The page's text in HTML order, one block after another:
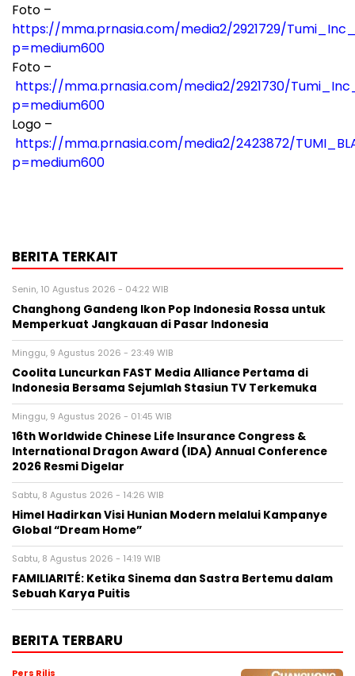
Foto –
https://mma.prnasia.com/media2/2921729/
p=medium600
Foto –
https://mma.prnasia.com/media2/2921730/
p=medium600
Logo –
https://mma.prnasia.com/media2/2423872/
p=medium600
BERITA TERKAIT
Senin, 10 Agustus 2026 - 04:22 WIB
Changhong Gandeng Ikon Pop Indonesia Rossa untuk
Memperkuat Jangkauan di Pasar Indonesia
Minggu, 9 Agustus 2026 - 23:49 WIB
Coolita Luncurkan FAST Media Alliance Pertama di
Indonesia Bersama Sejumlah Stasiun TV Terkemuka
Minggu, 9 Agustus 2026 - 01:45 WIB
16th Worldwide Chinese Life Insurance Congress &
International Dragon Award (IDA) Annual Conference
2026 Resmi Digelar
Sabtu, 8 Agustus 2026 - 14:26 WIB
Himel Hadirkan Visi Hunian Modern melalui Kampanye
Global “Dream Home”
Sabtu, 8 Agustus 2026 - 14:19 WIB
FAMILIARITÉ: Ketika Sinema dan Sastra Bertemu dalam
Sebuah Karya Puitis
BERITA TERBARU
Pers Rilis